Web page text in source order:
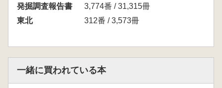
発掘調査報告書
3,774番 / 31,315冊
東北
312番 / 3,573冊
一緒に買われている本